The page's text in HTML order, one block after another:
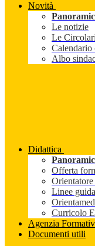
Novità
Le notizie
Le Circolari
Calendario
Albo
Didattica
Offerta
Linee
Curricolo
Agenzia
Documenti utili